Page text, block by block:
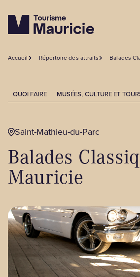
Où dormir
Où manger
Événements
L'été en Mauricie
BLOGUE
Accueil Répertoire des attraits Balades
QUOI FAIRE MUSÉES, CULTURE ET
Saint-Mathieu-du-Parc
Balades
Mauricie